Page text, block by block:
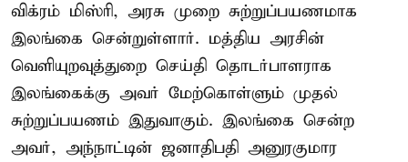
விக்ரம் மிஸ்ரி, அரசு முறை சுற்றுப்பயணமாக
இலங்கை சென்றுள்ளார். மத்திய அரசின்
வெளியுறவுத்துறை செய்தி தொடர்பாளராக
இலங்கைக்கு அவர் மேற்கொள்ளும் முதல்
சுற்றுப்பயணம் இதுவாகும். இலங்கை சென்ற
அவர், அந்நாட்டின் ஜனாதிபதி அனுரகுமார